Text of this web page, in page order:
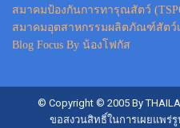
สมาคมป้องกันการทารุณสัตว์
สมาคมอุตสาหกรรมผลิตภัณฑ์สัตว์เ
Blog Focus By น้องโฟกัส
© Copyright © 2005 By
ขอสงวนสิทธิ์ในการเผยแพร่